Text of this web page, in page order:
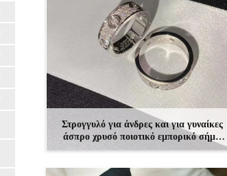
Στρογγυλό για άνδρες και για γυναίκες
άσπρο χρυσό ποιοτικό εμπορικό σήμα
καθρεφτών σαφήνειας δαχτυλιδιών